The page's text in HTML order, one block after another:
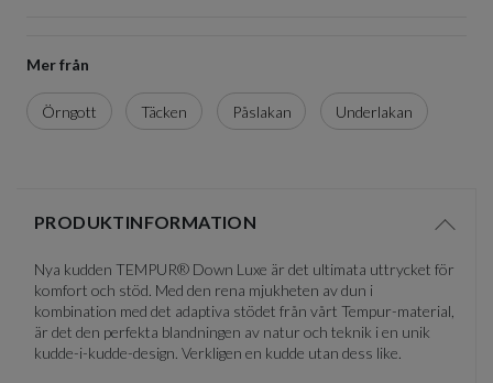
Mer från
Örngott Täcken Påslakan Underlakan
PRODUKTINFORMATION
Visa/
Nya kudden TEMPUR® Down Luxe är det ultimata uttrycket för
komfort och stöd. Med den rena mjukheten av dun i
kombination med det adaptiva stödet från vårt Tempur-material,
är det den perfekta blandningen av natur och teknik i en unik
kudde-i-kudde-design. Verkligen en kudde utan dess like.